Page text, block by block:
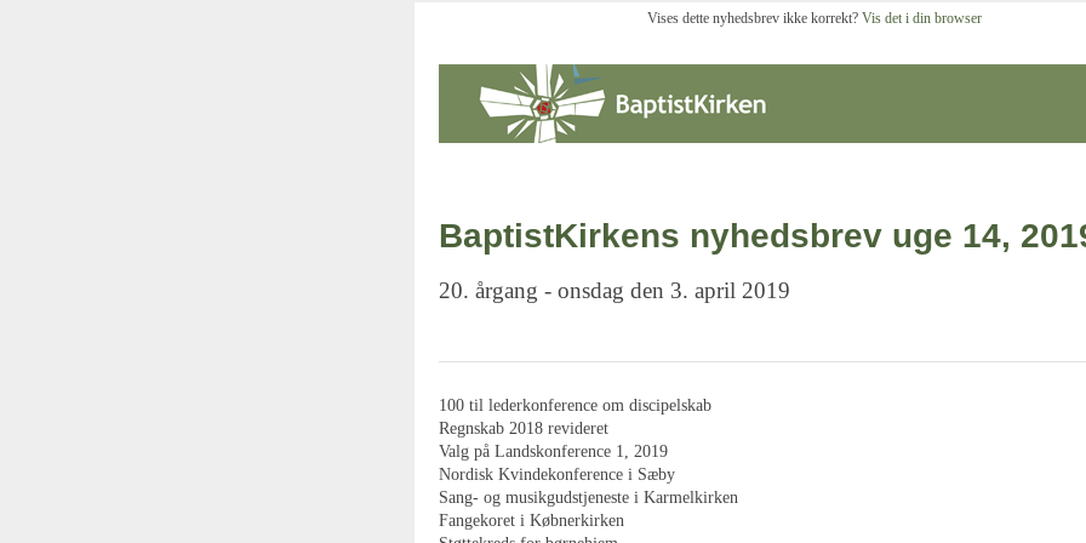
Vises dette nyhedsbrev ikke korrekt? Vis det i din browser
BaptistKirkens nyhedsbrev uge 14,
20. årgang - onsdag den 3. april 2019
100 til lederkonference om discipelskab
Regnskab 2018 revideret
Valg på Landskonference 1, 2019
Nordisk Kvindekonference i Sæby
Sang- og musikgudstjeneste i Karmelkirken
Fangekoret i Købnerkirken